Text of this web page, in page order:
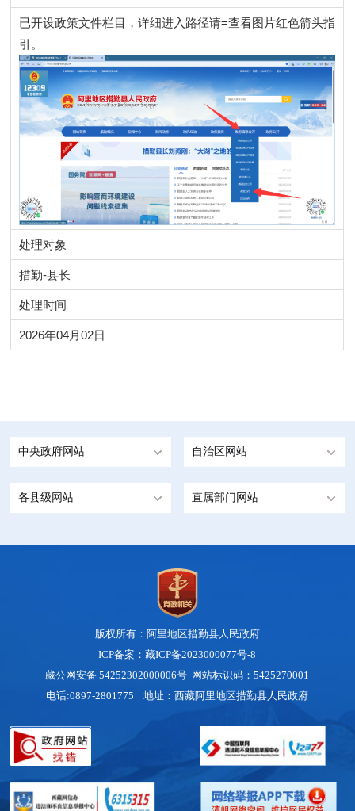
已开设政策文件栏目，详细进入路径请=查看图片红色箭头指
引。
处理对象
措勤-县长
处理时间
2026年04月02日
中央政府网站 自治区网站
各县级网站 直属部门网站
版权所有：阿里地区措勤县人民政府
ICP备案：藏ICP备2023000077号-8
藏公网安备 54252302000006号 网站标识码：5425270001
电话:0897-2801775 地址：西藏阿里地区措勤县人民政府